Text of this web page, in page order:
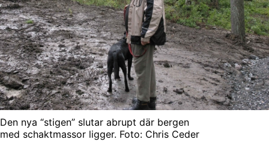
Den nya “stigen” slutar abrupt där bergen
med schaktmassor ligger. Foto: Chris Ceder